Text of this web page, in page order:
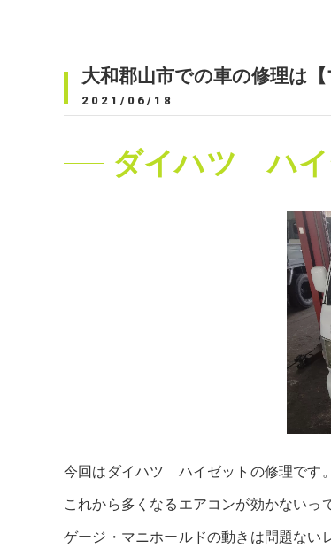
大和郡山市での車の修理は
2021/06/18
ダイハツ ハ
今回はダイハツ ハイゼットの修理です。
これから多くなるエアコンが効かないっ
ゲージ・マニホールドの動きは問題ない